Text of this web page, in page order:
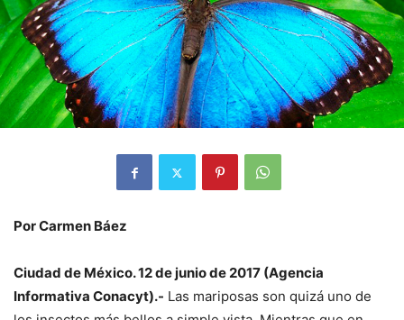
Por Carmen Báez
Ciudad de México. 12 de junio de 2017 (Agencia
Informativa Conacyt).- Las mariposas son quizá uno de